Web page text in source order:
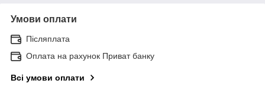
Умови оплати
Післяплата
Оплата на рахунок Приват банку
Всі умови оплати